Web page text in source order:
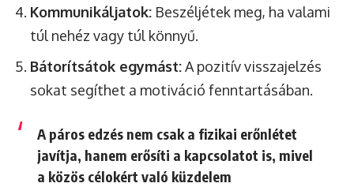
Kommunikáljatok: Beszéljétek meg, ha valami
túl nehéz vagy túl könnyű.
Bátorítsátok egymást:A pozitív visszajelzés
sokat segíthet a motiváció fenntartásában.
A páros edzés nem csak a fizikai erőnlétet
javítja, hanem erősíti a kapcsolatot is, mivel
a közös célokért való küzdelem